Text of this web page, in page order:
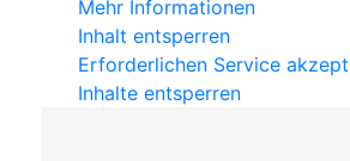
Mehr Informationen
Inhalt entsperren
Erforderlichen Service
Inhalte entsperren